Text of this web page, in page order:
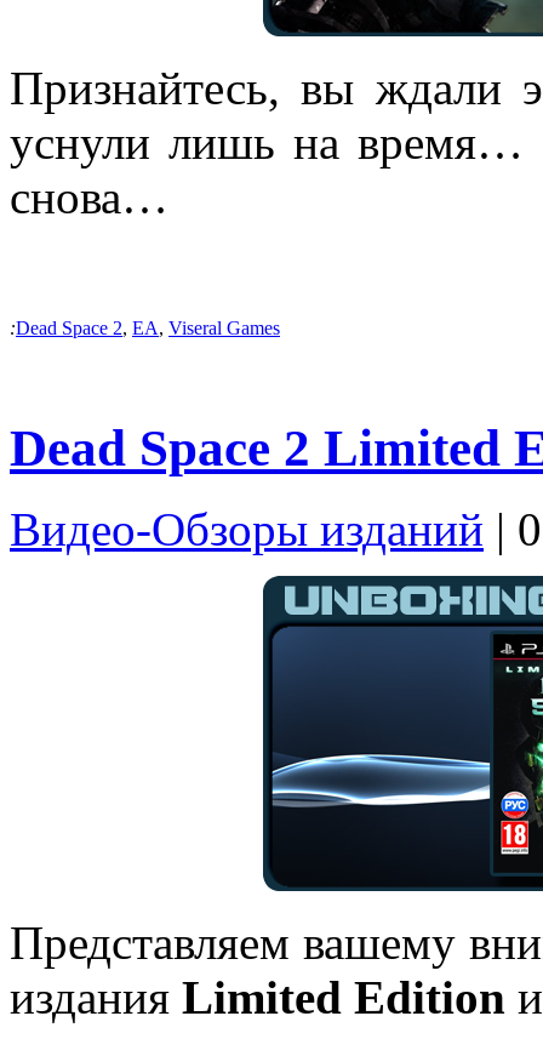
Признайтесь, вы ждали
уснули лишь на
снова…
:Dead Space 2, EA, Viseral Games
Dead Space 2 Limited
Видео-Обзоры изданий |
Представляем вашему
издания Limited Edition